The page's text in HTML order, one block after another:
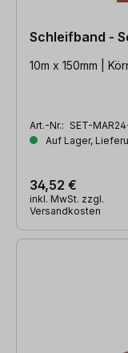
Schleifband -
10m x 150mm |
Art.-Nr.: SET-
Auf Lager,
34,52 €
inkl. MwSt. zzgl.
Versandkosten